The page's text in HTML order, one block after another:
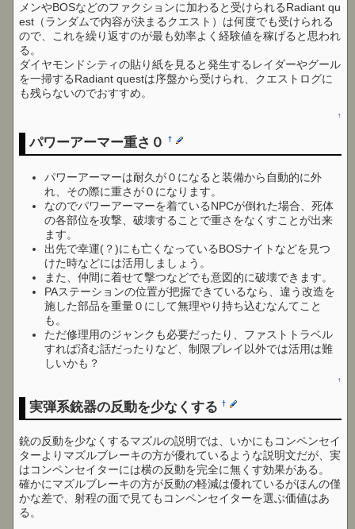
メンやBOSなどのファクションに加わると受けられるRadiant qu
est（ランダムで内容が決まるクエスト）は何度でも受けられる
ので、これを繰り返すのが最も効率よく経験値を稼げると思われ
る。
ダイヤモンドシティの貼り紙を見ると発生するレイダーやグール
を一掃するRadiant questは序盤から受けられ、クエストログに
も残らないのでおすすめ。
↑
パワーアーマー重さ０†
パワーアーマーは耐久が０になると装備から自動的に外
れ、その際に重さが０になります。
なのでパワーアーマーを着ているNPCが倒れた場合、死体
の各部位を攻撃、破壊することで重さをなくすことが出来
ます。
出先で幸運(？)にも亡くなっているBOSナイトなどを見つ
けた時などには活用しましょう。
また、仲間に着せて撃つなどでも意図的に破壊できます。
PAステーションの位置が把握できているなら、違う改造を
施した部品を重量０にして無理やり持ち込むなんてこと
も。
ただ修理用のジャンクも必要だったり、ファストトラベル
すれば済む話だったりなど、制限プレイ以外では活用は難
しいかも？
↑
実弾系銃器の反動を少なくする†
銃の反動を少なくするマズルの説明では、いかにもコンペンセイ
ターよりマズルブレーキの方が優れているような説明文だが、実
はコンペンセイターには横の反動を完全に無くす効果がある。
確かにマズルブレーキの方が反動の軽減は優れているがほんの僅
かな差で、射程の面で見てもコンペンセイターを選ぶ価値はあ
る。